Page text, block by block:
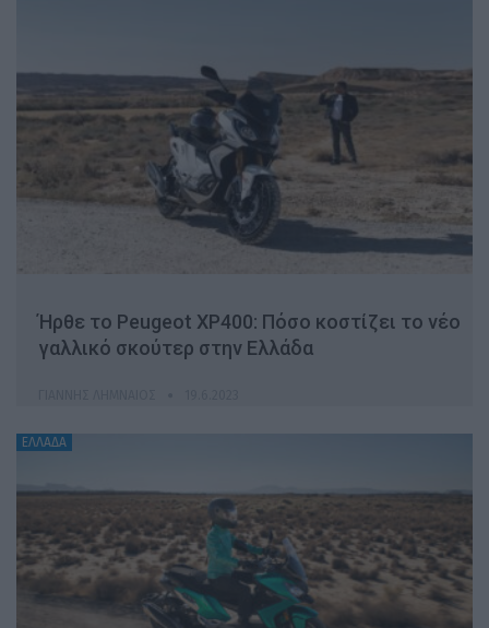
Ήρθε το Peugeot XP400: Πόσο κοστίζει το νέο
γαλλικό σκούτερ στην Ελλάδα
ΕΛΛΑΔΑ